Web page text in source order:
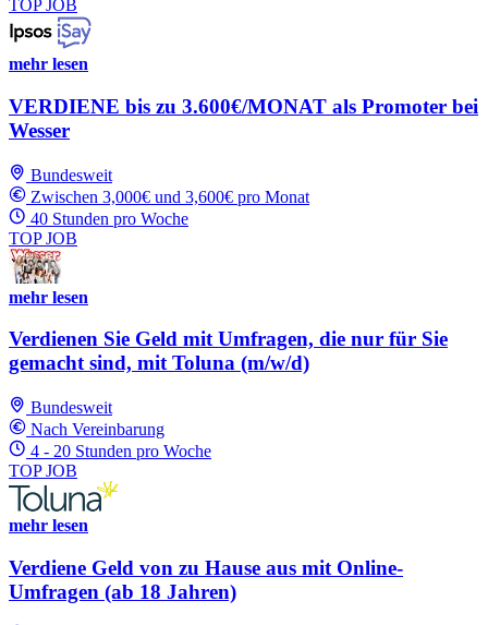
TOP JOB
mehr lesen
VERDIENE bis zu 3.600€/MONAT als Promoter bei
Wesser
Bundesweit
Zwischen 3,000€ und 3,600€ pro Monat
40 Stunden pro Woche
TOP JOB
mehr lesen
Verdienen Sie Geld mit Umfragen, die nur für Sie
gemacht sind, mit Toluna (m/w/d)
Bundesweit
Nach Vereinbarung
4 - 20 Stunden pro Woche
TOP JOB
mehr lesen
Verdiene Geld von zu Hause aus mit Online-
Umfragen (ab 18 Jahren)